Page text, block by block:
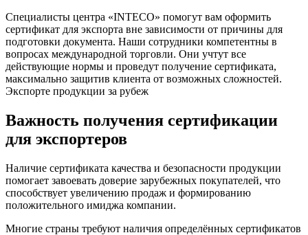
Специалисты центра «INTECO» помогут вам оформить
сертификат для экспорта вне зависимости от причины для
подготовки документа. Наши сотрудники компетентны в
вопросах международной торговли. Они учтут все
действующие нормы и проведут получение сертификата,
максимально защитив клиента от возможных сложностей.
Экспорте продукции за рубеж
Важность получения сертификации
для экспортеров
Наличие сертификата качества и безопасности продукции
помогает завоевать доверие зарубежных покупателей, что
способствует увеличению продаж и формированию
положительного имиджа компании.
Многие страны требуют наличия определённых сертификатов